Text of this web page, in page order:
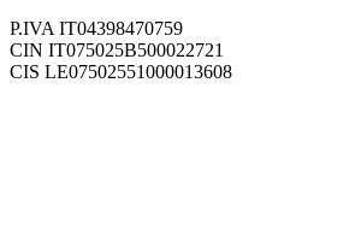
P.IVA IT04398470759
CIN IT075025B500022721
CIS LE07502551000013608